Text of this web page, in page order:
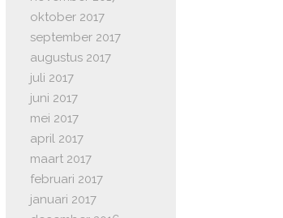
oktober 2017
september 2017
augustus 2017
juli 2017
juni 2017
mei 2017
april 2017
maart 2017
februari 2017
januari 2017